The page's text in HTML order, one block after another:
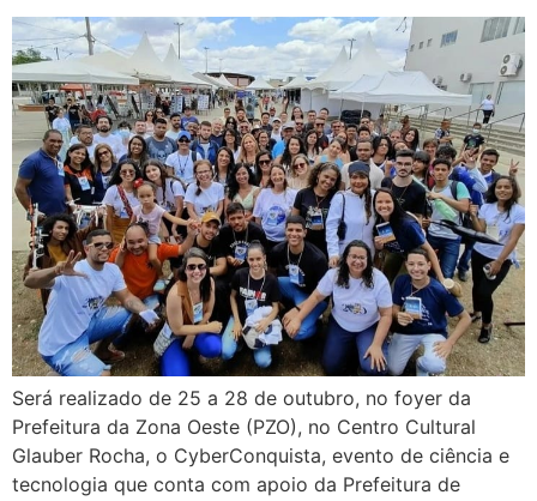
Será realizado de 25 a 28 de outubro, no foyer da
Prefeitura da Zona Oeste (PZO), no Centro Cultural
Glauber Rocha, o CyberConquista, evento de ciência e
tecnologia que conta com apoio da Prefeitura de